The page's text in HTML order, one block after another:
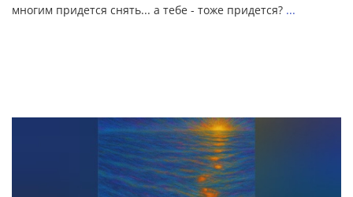
многим придется снять... а тебе - тоже придется? ...